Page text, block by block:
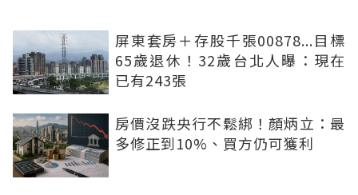
屏東套房＋存股千張00878...目標
65歲退休！32歲台北人曝：現在
已有243張
房價沒跌央行不鬆綁！顏炳立：最
多修正到10%、買方仍可獲利